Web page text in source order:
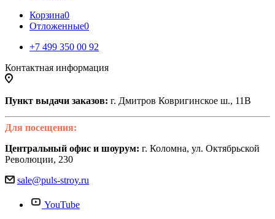
Корзина0
Отложенные0
+7 499 350 00 92
Контактная информация
Пункт выдачи заказов: г. Дмитров Ковригинское ш., 11В
Для посещения:
Центральный офис и шоурум: г. Коломна, ул. Октябрьской
Революции, 230
sale@puls-stroy.ru
YouTube